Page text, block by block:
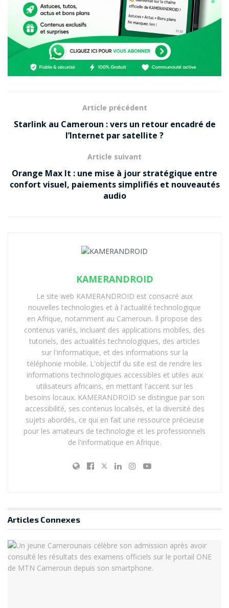
La série SPARK 40 s’adresse à une large audience au
Cameroun, allant des utilisateurs exigeants
recherchant puissance et fluidité pour le multitâche et
le gaming, aux consommateurs souhaitant un
smartphone fiable avec une autonomie renforcée.
Compatible avec les principales bandes 4G locales,
un rapport qualité-prix compétitif, TECNO confirme son
camerounaise.
Focus sur le TECNO SPARK 40
Pro+ : puissance, polyvalence et
innovation
d’environ 10% par rapport à la génération précédente
fluide, notamment en multitâche et gaming, avec un
score AnTuTu proche de 470 000 points, garantissant
rapidité et réactivité.
Son écran3D AMOLED de 6,78 poucespropose une
résolution 1,5K (1224 x 2720 pixels) et un taux de
rafraîchissement élevé à 144 Hz, assurant une fluidité
visuelle remarquable pour la navigation, les jeux et la
consommation de contenu multimédia. Le smartphone
bénéficie également de la certificationIP64,
garantissant une résistance à la poussière et aux
éclaboussures, un avantage non négligeable dans le
climat tropical camerounais.
Côté photo, le SPARK 40 Pro+ intègre un capteur
pour des selfies nets même en faible luminosité. La
mémoire vive peut atteindre jusqu’à
(avec extension possible), et le stockage jusqu’à256 Go
répondant aux besoins des utilisateurs les plus
Article précédent
Starlink au Cameroun : vers un retour encadré de
l’Internet par satellite ?
Article suivant
Orange Max It : une mise à jour stratégique entre
confort visuel, paiements simplifiés et nouveautés
audio
KAMERANDROID
Le site web KAMERANDROID est consacré aux
nouvelles technologies et à l'actualité technologique
en Afrique, notamment au Cameroun. Il propose des
contenus variés, incluant des applications mobiles, des
tutoriels, des actualités technologiques, des articles
sur l'informatique, et des informations sur la
téléphonie mobile. L'objectif du site est de rendre les
informations technologiques accessibles et utiles aux
utilisateurs africains, en mettant l'accent sur les
besoins locaux. KAMERANDROID se distingue par son
accessibilité, ses contenus localisés, et la diversité des
sujets abordés, ce qui en fait une ressource précieuse
pour les amateurs de technologie et les professionnels
de l'informatique en Afrique.
Articles Connexes